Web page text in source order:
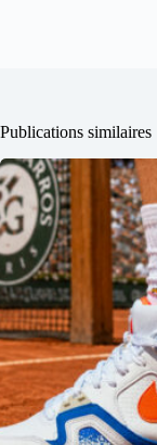
Publications similaires